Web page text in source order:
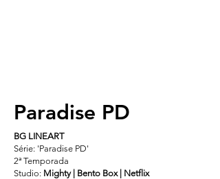
Paradise PD
BG LINEART
Série: 'Paradise PD'
2ª Temporada
Studio: Mighty | Bento Box | Netflix